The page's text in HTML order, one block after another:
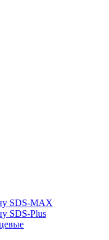
SDS-MAX
SDS-Plus